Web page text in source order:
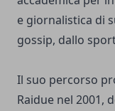
e giornalistica di
gossip, dallo
Il suo percorso
Raidue nel 2001,